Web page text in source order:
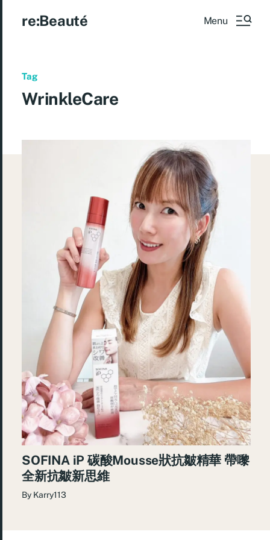
re:Beauté Menu
Tag
WrinkleCare
SOFINA iP 碳酸Mousse狀抗皺精華 帶嚟
全新抗皺新思維
By Karry113